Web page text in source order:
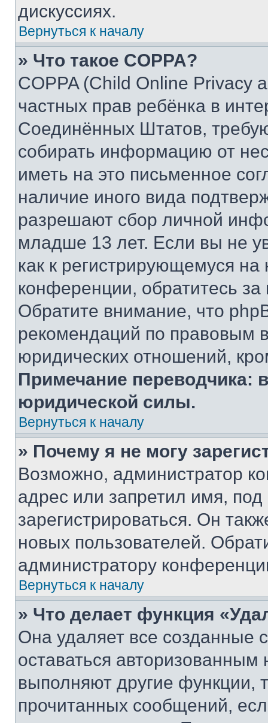
дискуссиях.
Вернуться к началу
» Что такое COPPA?
COPPA (Child Online Privacy
частных прав ребёнка в
Соединённых Штатов,
собирать информацию от
иметь на это письменное
наличие иного вида
разрешают сбор личной
младше 13 лет. Если вы не
как к регистрирующемуся
конференции, обратитесь
Обратите внимание, что
рекомендаций по правовым
юридических отношений,
Примечание переводчика:
юридической силы.
Вернуться к началу
» Почему я не могу
Возможно, администратор
адрес или запретил имя,
зарегистрироваться. Он
новых пользователей.
администратору
Вернуться к началу
» Что делает функция
Она удаляет все созданные
оставаться
выполняют другие функции,
прочитанных сообщений,